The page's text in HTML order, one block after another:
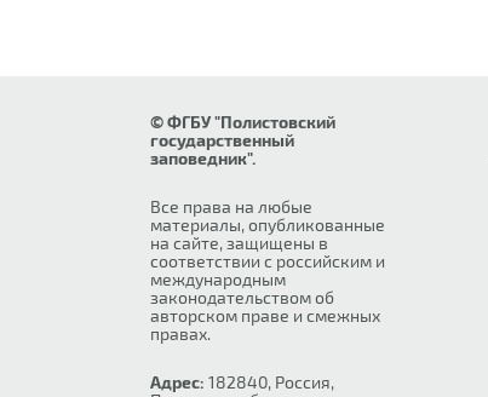
© ФГБУ "Полистовский
государственный
заповедник".
Все права на любые
материалы, опубликованные
на сайте, защищены в
соответствии с российским и
международным
законодательством об
авторском праве и смежных
правах.
Адрес: 182840, Россия,